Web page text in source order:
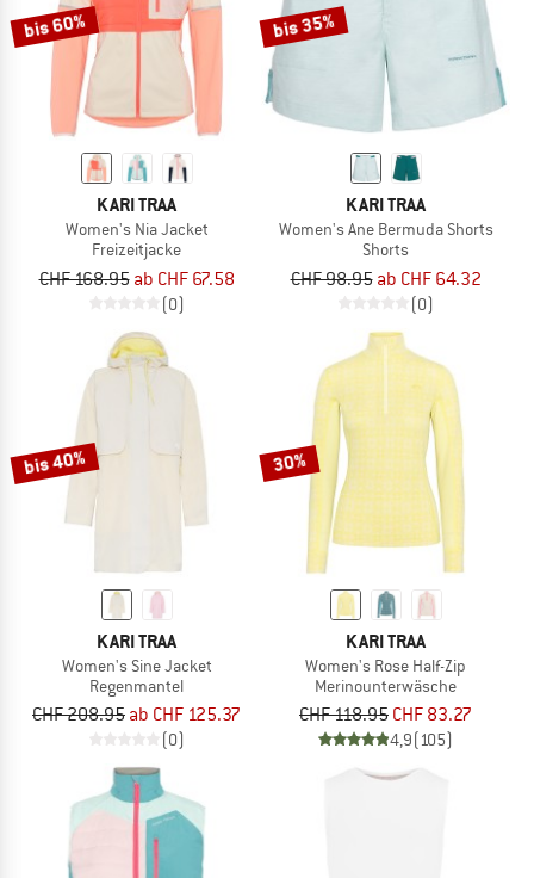
bis 60%
KARI TRAA
Women's Nia Jacket
Freizeitjacke
CHF 168.95 ab CHF 67.58
(0)
bis 35%
KARI TRAA
Women's Ane Bermuda Shorts
Shorts
CHF 98.95 ab CHF 64.32
(0)
bis 40%
KARI TRAA
Women's Sine Jacket
Regenmantel
CHF 208.95 ab CHF 125.37
(0)
30%
KARI TRAA
Women's Rose Half-Zip
Merinounterwäsche
CHF 118.95 CHF 83.27
4,9(105)